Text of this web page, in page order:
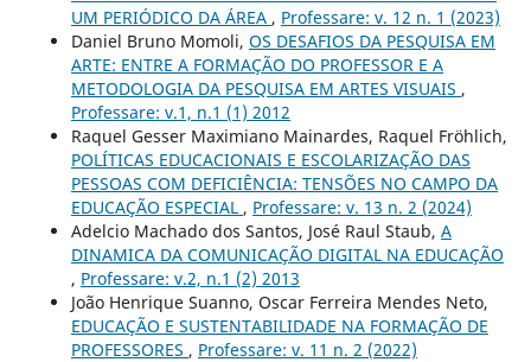
UM PERIÓDICO DA ÁREA , Professare: v. 12 n. 1 (2023)
Daniel Bruno Momoli, OS DESAFIOS DA PESQUISA EM
ARTE: ENTRE A FORMAÇÃO DO PROFESSOR E A
METODOLOGIA DA PESQUISA EM ARTES VISUAIS ,
Professare: v.1, n.1 (1) 2012
Raquel Gesser Maximiano Mainardes, Raquel Fröhlich,
POLÍTICAS EDUCACIONAIS E ESCOLARIZAÇÃO DAS
PESSOAS COM DEFICIÊNCIA: TENSÕES NO CAMPO DA
EDUCAÇÃO ESPECIAL , Professare: v. 13 n. 2 (2024)
Adelcio Machado dos Santos, José Raul Staub, A
DINAMICA DA COMUNICAÇÃO DIGITAL NA EDUCAÇÃO
, Professare: v.2, n.1 (2) 2013
João Henrique Suanno, Oscar Ferreira Mendes Neto,
EDUCAÇÃO E SUSTENTABILIDADE NA FORMAÇÃO DE
PROFESSORES , Professare: v. 11 n. 2 (2022)